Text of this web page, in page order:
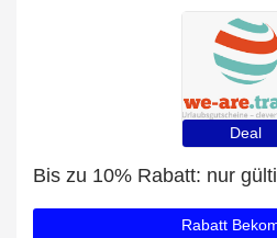
Deal
Rabatt